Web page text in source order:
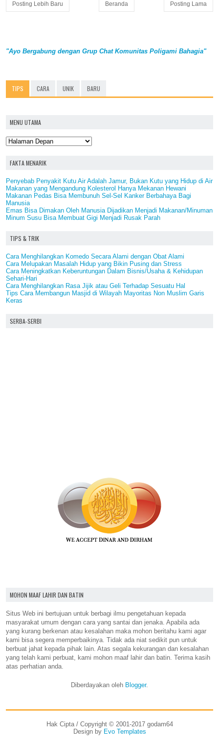
Posting Lebih Baru Posting Lama
Beranda
"Ayo Bergabung dengan Grup Chat Komunitas Poligami Bahagia"
TIPS CARA UNIK BARU
MENU UTAMA
FAKTA MENARIK
Penyebab Penyakit Kutu Air Adalah Jamur, Bukan Kutu yang Hidup di Air
Makanan yang Mengandung Kolesterol Hanya Mekanan Hewani
Makanan Pedas Bisa Membunuh Sel-Sel Kanker Berbahaya Bagi
Manusia
Emas Bisa Dimakan Oleh Manusia Dijadikan Menjadi Makanan/Minuman
Minum Susu Bisa Membuat Gigi Menjadi Rusak Parah
TIPS & TRIK
Cara Menghilangkan Komedo Secara Alami dengan Obat Alami
Cara Melupakan Masalah Hidup yang Bikin Pusing dan Stress
Cara Meningkatkan Keberuntungan Dalam Bisnis/Usaha & Kehidupan
Sehari-Hari
Cara Menghilangkan Rasa Jijik atau Geli Terhadap Sesuatu Hal
Tips Cara Membangun Masjid di Wilayah Mayoritas Non Muslim Garis
Keras
SERBA-SERBI
MOHON MAAF LAHIR DAN BATIN
Situs Web ini bertujuan untuk berbagi ilmu pengetahuan kepada
masyarakat umum dengan cara yang santai dan jenaka. Apabila ada
yang kurang berkenan atau kesalahan maka mohon beritahu kami agar
kami bisa segera memperbaikinya. Tidak ada niat sedikit pun untuk
berbuat jahat kepada pihak lain. Atas segala kekurangan dan kesalahan
yang telah kami perbuat, kami mohon maaf lahir dan batin. Terima kasih
atas perhatian anda.
Diberdayakan oleh Blogger.
Hak Cipta / Copyright © 2001-2017 godam64
Design by Evo Templates